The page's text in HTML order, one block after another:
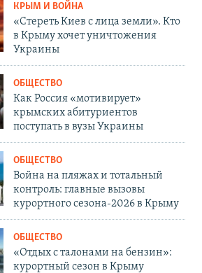
КРЫМ И ВОЙНА
«Стереть Киев с лица земли». Кто
в Крыму хочет уничтожения
Украины
ОБЩЕСТВО
Как Россия «мотивирует»
крымских абитуриентов
поступать в вузы Украины
ОБЩЕСТВО
Война на пляжах и тотальный
контроль: главные вызовы
курортного сезона-2026 в Крыму
ОБЩЕСТВО
«Отдых с талонами на бензин»:
курортный сезон в Крыму